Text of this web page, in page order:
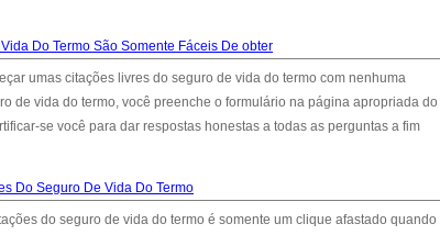
Do Termo São Somente Fáceis De obter
umas citações livres do seguro de vida do termo com nenhuma
de vida do termo, você preenche o formulário na página apropriada do
se você para dar respostas honestas a todas as perguntas a fim
Do Seguro De Vida Do Termo
do seguro de vida do termo é somente um clique afastado quando